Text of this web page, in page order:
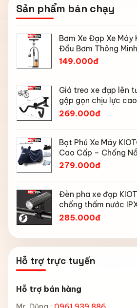
Sản phẩm bán chạy
Bơm Xe Đạp Xe Máy
Đầu Bơm Thông
Đồng Hồ 160 PSI
149.000đ
Giá treo xe đạp lên
gập gọn chịu lực
mũ bảo hiểm
269.000đ
Bạt Phủ Xe Máy
Cao Cấp – Chống
Chống Bụi, Chống
279.000đ
Đèn pha xe đạp
chống thấm nước
285.000đ
Hỗ trợ trực tuyến
Hỗ trợ bán hàng